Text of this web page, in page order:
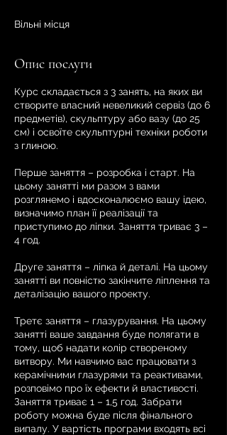
я
Вільні місця
Опис послуги
Курс складається з 3 занять, на яких ви
створите власний невеликий сервіз (до 6
предметів), скульптуру або вазу (до 25
см) і освоїте скульптурні техніки роботи
з глиною.
Перше заняття – розробка і старт. На
цьому занятті ми разом з вами
розглянемо і вдосконалюємо вашу ідею,
визначимо план її реалізації та
приступимо до ліпки. Заняття триває 3 –
4 год.
Друге заняття – ліпка й деталі. На цьому
занятті ви повністю закінчите ліплення та
деталізацію вашого проекту.
Третє заняття – глазурування. На цьому
занятті ваше завдання буде полягати в
тому, щоб надати колір створеному
витвору. Ми навчимо вас працювати з
керамічними глазурями та реактивами,
розповімо про їх ефекти й властивості.
Заняття триває 1 – 1,5 год. Забрати
роботу можна буде після фінального
випалу. У вартість програми входять всі